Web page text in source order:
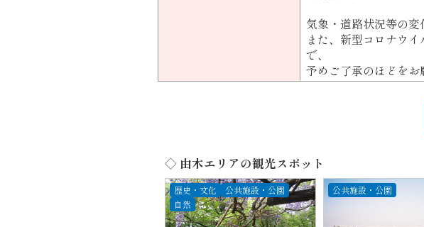
気象・道路状況等の変
また、新型コロナウ
で、
予めご了承のほどをお
◇ 由木エリアの観光スポット
歴史・文化
公共施設・公園
自然
公共施設・公園